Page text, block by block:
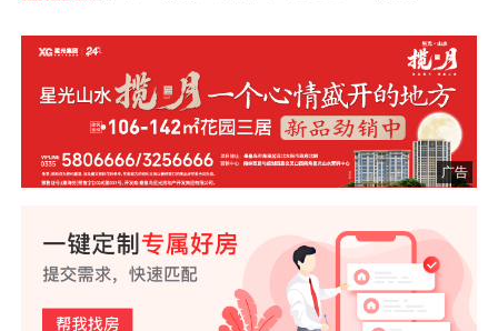
社区火了！
约入驻
广！
广告